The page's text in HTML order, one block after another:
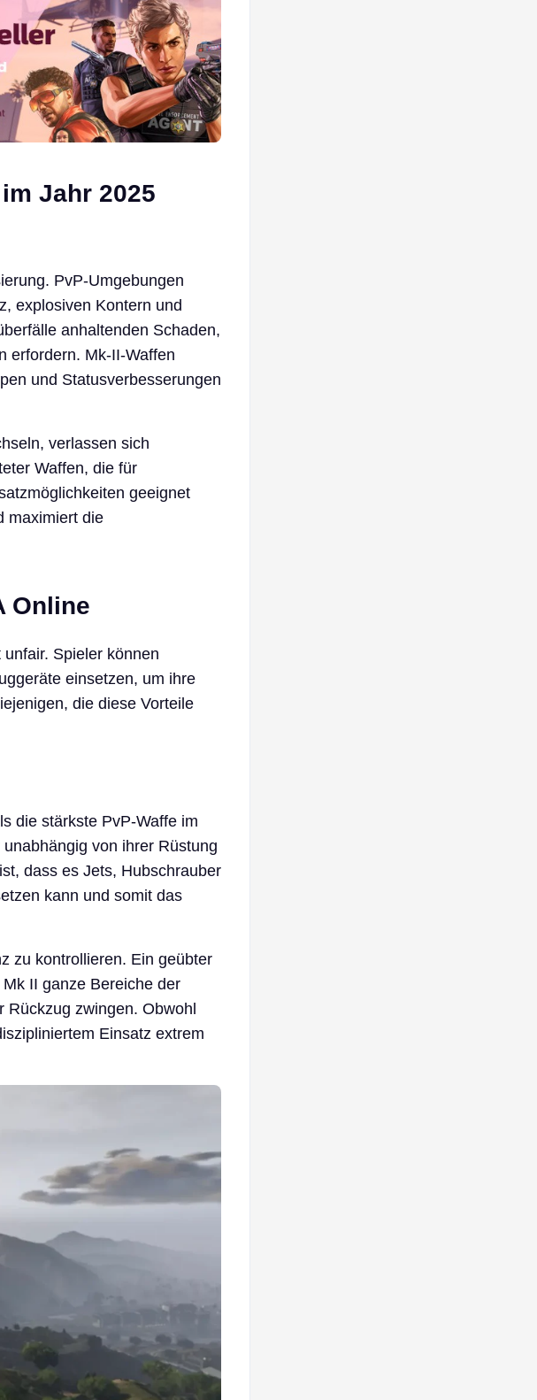
Jahr 2025
PvP-Umgebungen
explosiven Kontern und
anhaltenden Schaden,
erfordern. Mk-II-Waffen
und Statusverbesserungen
verlassen sich
Waffen, die für
geeignet
maximiert die
Online
Spieler können
einsetzen, um ihre
die diese Vorteile
die stärkste PvP-Waffe im
von ihrer Rüstung
dass es Jets, Hubschrauber
kann und somit das
zu kontrollieren. Ein geübter
II ganze Bereiche der
zwingen. Obwohl
Einsatz extrem